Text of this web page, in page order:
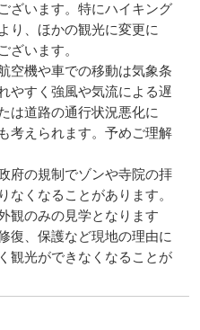
ざいます。特にハイキング
り、ほかの観光に変更に
ざいます。
空機や車での移動は気象条
やすく強風や気流による遅
は道路の通行状況悪化に
考えられます。予めご理解
府の規制でゾンや寺院の拝
なくなることがあります。
観のみの見学となります
復、保護など現地の理由に
観光ができなくなることが